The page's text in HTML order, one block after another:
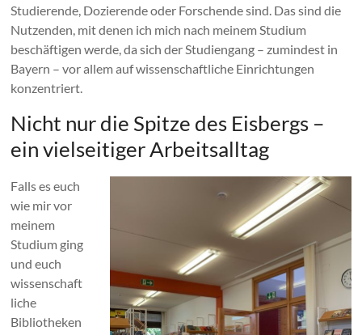
Studierende, Dozierende oder Forschende sind. Das sind die
Nutzenden, mit denen ich mich nach meinem Studium
beschäftigen werde, da sich der Studiengang – zumindest in
Bayern – vor allem auf wissenschaftliche Einrichtungen
konzentriert.
Nicht nur die Spitze des Eisbergs –
ein vielseitiger Arbeitsalltag
Falls es euch
wie mir vor
meinem
Studium ging
und euch
wissenschaft
liche
Bibliotheken